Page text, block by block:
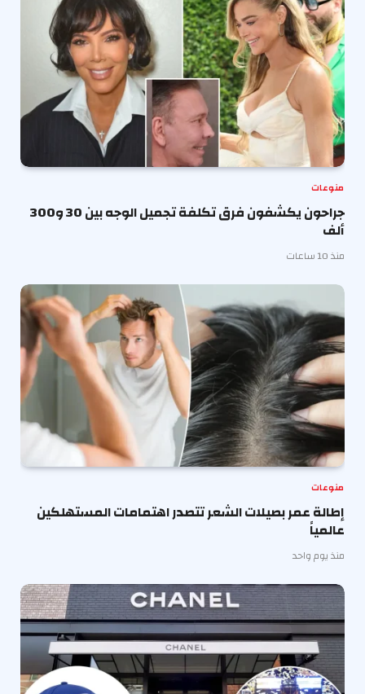
منوعات
جراحون يكشفون فرق تكلفة تجميل الوجه بين 30 و300
ألف
منذ 10 ساعات
منوعات
إطالة عمر بصيلات الشعر تتصدر اهتمامات المستهلكين
عالمياً
منذ يوم واحد